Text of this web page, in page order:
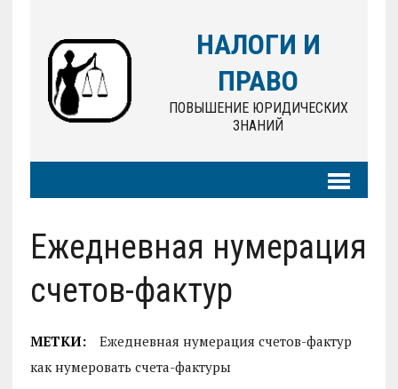
НАЛОГИ И
ПРАВО
ПОВЫШЕНИЕ ЮРИДИЧЕСКИХ
ЗНАНИЙ
Ежедневная нумерация
счетов-фактур
МЕТКИ:
Ежедневная нумерация счетов-фактур
как нумеровать счета-фактуры